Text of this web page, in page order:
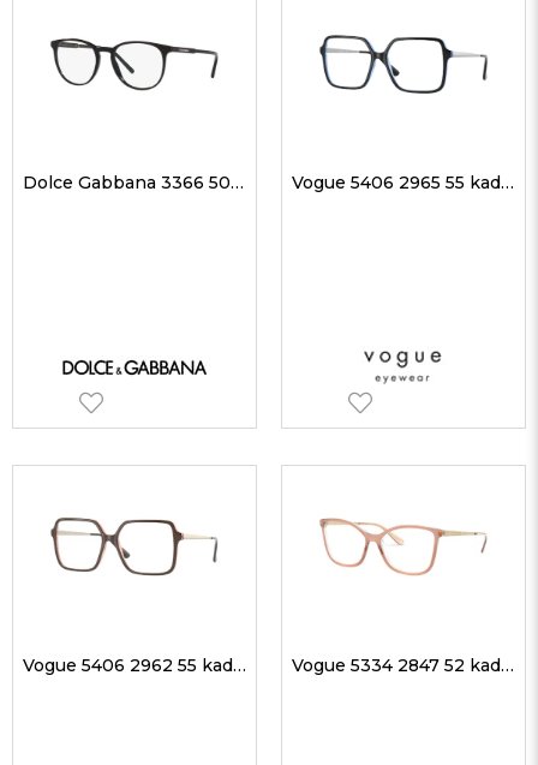
Dolce Gabbana 3366 501 52 kadın Optik Gözlükler Vogue 5406 2965 55 kadın Optik Gözlükler
Vogue 5406 2962 55 kadın Optik Gözlükler Vogue 5334 2847 52 kadın Optik Gözlükler